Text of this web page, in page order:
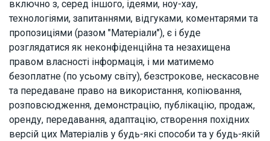
включно з, серед іншого, ідеями, ноу-хау,
технологіями, запитаннями, відгуками, коментарями та
пропозиціями (разом "Матеріали"), є і буде
розглядатися як неконфіденційна та незахищена
правом власності інформація, і ми матимемо
безоплатне (по усьому світу), безстрокове, нескасовне
та передаване право на використання, копіювання,
розповсюдження, демонстрацію, публікацію, продаж,
оренду, передавання, адаптацію, створення похідних
версій цих Матеріалів у будь-які способи та у будь-якій